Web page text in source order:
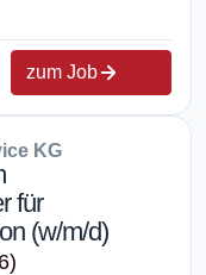
zum Job
KG
für
(w/m/d)